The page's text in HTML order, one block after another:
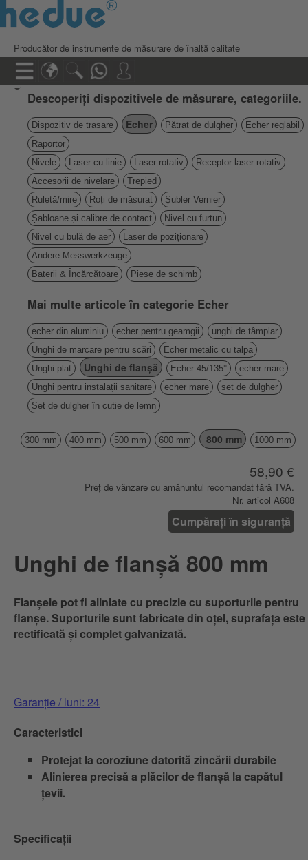
Producător de instrumente de măsurare de înaltă calitate
Descoperiți dispozitivele de măsurare, categoriile.
Dispozitiv de trasare Echer Pătrat de dulgher
Echer reglabil
Raportor
Nivele
Laser cu linie Laser rotativ
Receptor laser rotativ
Accesorii de nivelare
Trepied
Ruletă/mire
Roți de măsurat
Șubler Vernier
Șabloane și calibre de contact
Nivel cu furtun
Nivel cu bulă de aer
Laser de poziționare
Andere Messwerkzeuge
Baterii & Încărcătoare
Piese de schimb
Mai multe articole în categorie Echer
echer din aluminiu echer pentru geamgii
unghi de tâmplar
Unghi de marcare pentru scări
Echer metalic cu talpa
Unghi plat
Unghi de flanșă Echer 45/135°
echer mare
Unghi pentru instalații sanitare
echer mare
set de dulgher
Set de dulgher în cutie de lemn
300 mm 400 mm 500 mm 600 mm 800 mm 1000 mm
58,90 €
Preț de vânzare cu amănuntul recomandat fără TVA.
Nr. articol A608
Cumpărați în siguranță
Unghi de flanșă 800 mm
Flanșele pot fi aliniate cu precizie cu suporturile pentru
flanșe. Suporturile sunt fabricate din oțel, suprafața este
rectificată și complet galvanizată.
Garanție / luni: 24
Caracteristici
Protejat la coroziune datorită zincării durabile
Alinierea precisă a plăcilor de flanșă la capătul
țevii.
Specificații